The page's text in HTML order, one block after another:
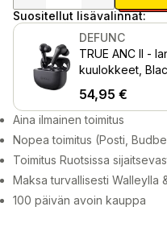
Suositellut lisävalinnat:
DEFUNC
TRUE ANC II -
kuulokkeet,
54,95 €
Aina ilmainen toimitus
Nopea toimitus (Posti,
Toimitus Ruotsissa
Maksa turvallisesti Walleylla
100 päivän avoin kauppa